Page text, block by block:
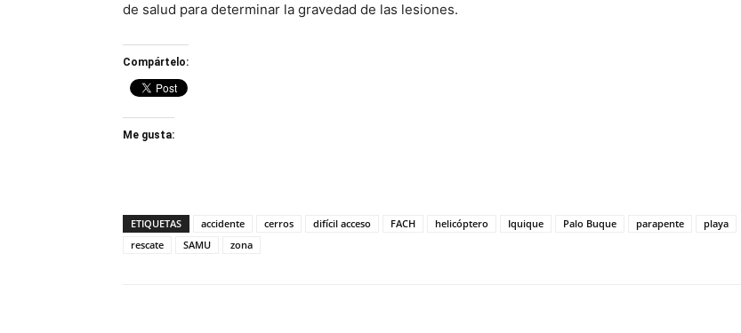
de salud para determinar la gravedad de las lesiones.
Compártelo:
Me gusta:
ETIQUETAS accidente cerros difícil acceso FACH helicóptero Iquique Palo Buque parapente
playa
rescate
SAMU zona